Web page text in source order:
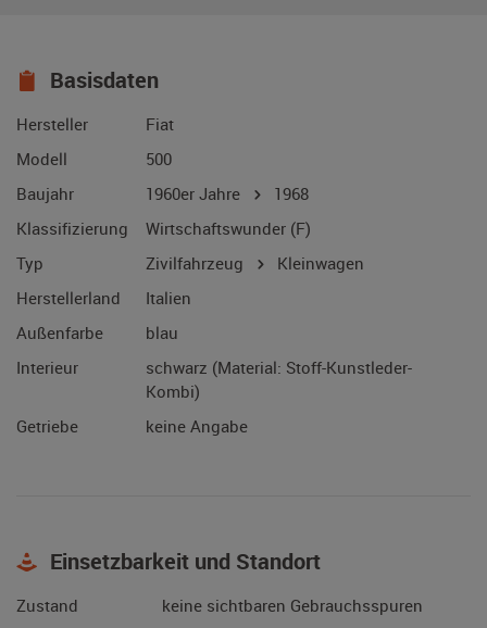
Basisdaten
Hersteller
Fiat
Modell
500
Baujahr
1960er Jahre
1968
Klassifizierung
Wirtschaftswunder (F)
Typ
Zivilfahrzeug
Kleinwagen
Herstellerland
Italien
Außenfarbe
blau
Interieur
schwarz (Material: Stoff-Kunstleder-
Kombi)
Getriebe
keine Angabe
Einsetzbarkeit und Standort
Zustand
keine sichtbaren Gebrauchsspuren